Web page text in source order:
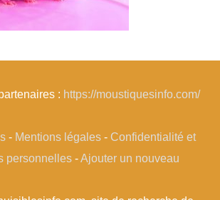
: https://moustiquesinfo.com/
- Mentions légales- Confidentialité et
personnelles -Ajouter un nouveau